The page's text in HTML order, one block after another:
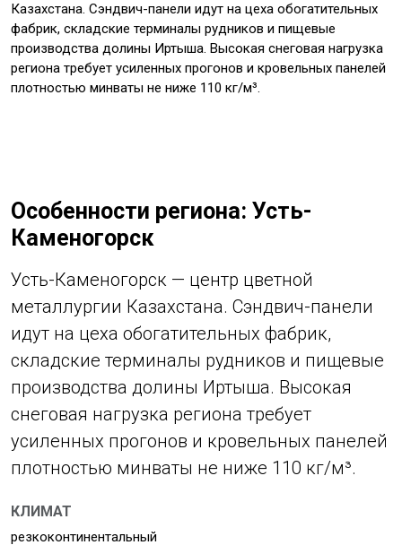
Казахстана. Сэндвич-панели идут на цеха обогатительных
фабрик, складские терминалы рудников и пищевые
производства долины Иртыша. Высокая снеговая нагрузка
региона требует усиленных прогонов и кровельных панелей
плотностью минваты не ниже 110 кг/м³.
Особенности региона: Усть-
Каменогорск
Усть-Каменогорск — центр цветной
металлургии Казахстана. Сэндвич-панели
идут на цеха обогатительных фабрик,
складские терминалы рудников и пищевые
производства долины Иртыша. Высокая
снеговая нагрузка региона требует
усиленных прогонов и кровельных панелей
плотностью минваты не ниже 110 кг/м³.
КЛИМАТ
резкоконтинентальный